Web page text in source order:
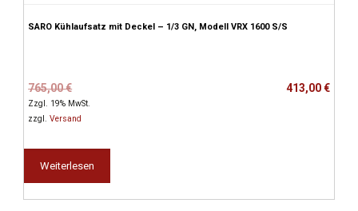
SARO Kühlaufsatz mit Deckel – 1/3 GN, Modell VRX 1600 S/S
765,00€Ursprünglicher
Preis
war:
413,00€
Aktueller
Preis
ist:
Zzgl. 19% MwSt.
zzgl.Versand
Weiterlesen